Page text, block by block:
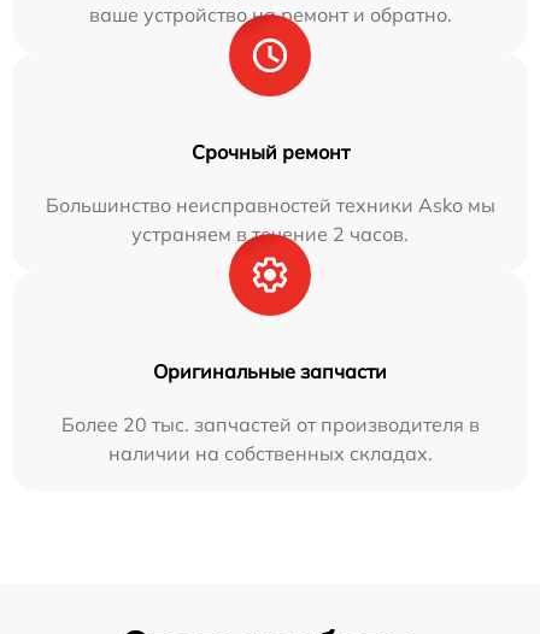
ваше устройство на ремонт и обратно.
Срочный ремонт
Большинство неисправностей техники Asko мы
устраняем в течение 2 часов.
Оригинальные запчасти
Более 20 тыс. запчастей от производителя в
наличии на собственных складах.